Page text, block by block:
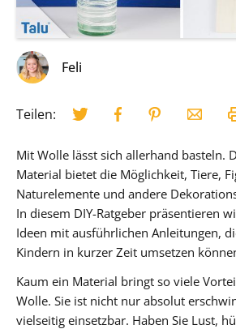
Feli
Teilen:
Mit Wolle lässt sich allerhand basteln.
Material bietet die Möglichkeit, Tiere,
Naturelemente und andere
In diesem DIY-Ratgeber präsentieren
Ideen mit ausführlichen Anleitungen,
Kindern in kurzer Zeit umsetzen
Kaum ein Material bringt so viele
Wolle. Sie ist nicht nur absolut
vielseitig einsetzbar. Haben Sie Lust,